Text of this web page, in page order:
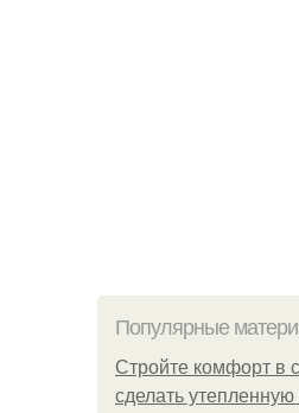
Популярные
Стройте комфорт в
сделать